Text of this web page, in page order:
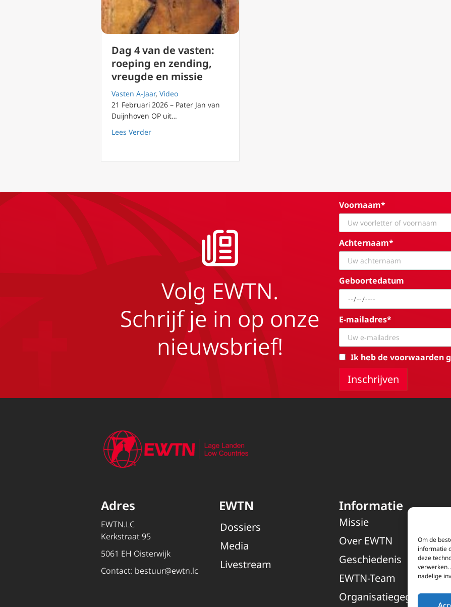
Om de
informatie
deze
verwerken.
nadelige
Dag 4 van de vasten:
roeping en zending,
vreugde en missie
Vasten A-Jaar, Video
21 Februari 2026 – Pater Jan van
Duijnhoven OP uit…
Lees Verderabout Dag 4 van de vasten: roeping en zending, vreugde en missie
Volg EWTN.
Schrijf je in op onze
nieuwsbrief!
Voornaam*
Achternaam*
Geboortedatum
E-mailadres*
Ik heb de voorwaarden
Adres
EWTN.LC
Kerkstraat 95
5061 EH Oisterwijk
Contact: bestuur@ewtn.lc
EWTN
Dossiers
Media
Livestream
Informatie
Missie
Over EWTN
Geschiedenis
EWTN-Team
Organisatiegegevens